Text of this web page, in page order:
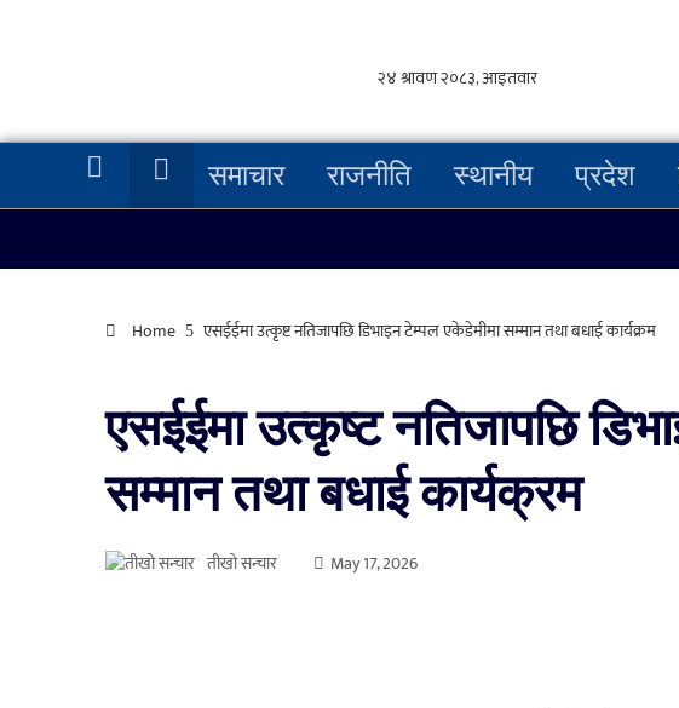
समाचार राजनीति स्थानीय प्रदेश
Home एसईईमा उत्कृष्ट नतिजापछि डिभाइन टेम्पल एकेडेमीमा सम्मान तथा बधाई कार्यक्रम
एसईईमा उत्कृष्ट नतिजापछि
सम्मान तथा बधाई कार्यक्रम
तीखो सन्चार May 17, 2026